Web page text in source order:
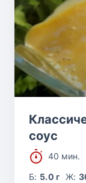
соус
40 мин.
Б: 5.0 г Ж: